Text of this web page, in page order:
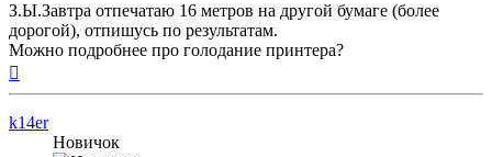
З.Ы.Завтра отпечатаю 16 метров на другой бумаге (более
дорогой), отпишусь по результатам.
Можно подробнее про голодание принтера?
k14er
Новичок